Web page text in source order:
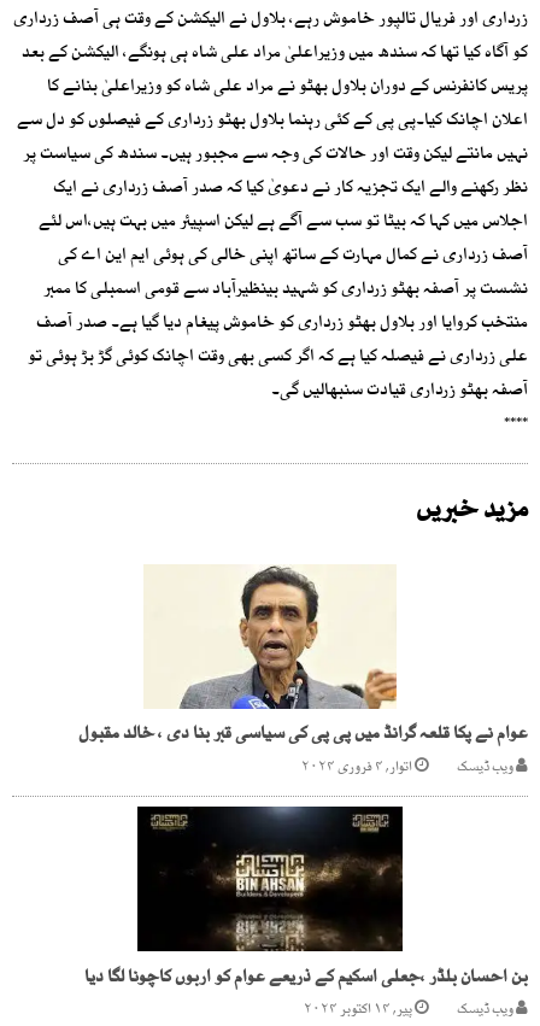
زرداری اور فریال تالپور خاموش رہے، بلاول نے الیکشن کے وقت ہی آصف زرداری
کو آگاہ کیا تھا کہ سندھ میں وزیراعلیٰ مراد علی شاہ ہی ہونگے، الیکشن کے بعد
پریس کانفرنس کے دوران بلاول بھٹو نے مراد علی شاہ کو وزیراعلیٰ بنانے کا
اعلان اچانک کیا۔پی پی کے کئی رہنما بلاول بھٹو زرداری کے فیصلوں کو دل سے
نہیں مانتے لیکن وقت اور حالات کی وجہ سے مجبور ہیں۔ سندھ کی سیاست پر
نظر رکھنے والے ایک تجزیہ کار نے دعویٰ کیا کہ صدر آصف زرداری نے ایک
اجلاس میں کہا کہ بیٹا تو سب سے آگے ہے لیکن اسپیئر میں بہت ہیں،اس لئے
آصف زرداری نے کمال مہارت کے ساتھ اپنی خالی کی ہوئی ایم این اے کی
نشست پر آصفہ بھٹو زرداری کو شہید بینظیرآباد سے قومی اسمبلی کا ممبر
منتخب کروایا اور بلاول بھٹو زرداری کو خاموش پیغام دیا گیا ہے۔ صدر آصف
علی زرداری نے فیصلہ کیا ہے کہ اگر کسی بھی وقت اچانک کوئی گڑ بڑ ہوئی تو
آصفہ بھٹو زرداری قیادت سنبھالیں گی۔
****
مزید خبریں
عوام نے پکا قلعہ گرانڈ میں پی پی کی سیاسی قبر بنا دی ، خالد مقبول
ویب ڈیسک اتوار, ۴ فروری ۲۰۲۴
بن احسان بلڈر ،جعلی اسکیم کے ذریعے عوام کو اربوں کاچونا لگا دیا
ویب ڈیسک پیر, ۱۴ اکتوبر ۲۰۲۴